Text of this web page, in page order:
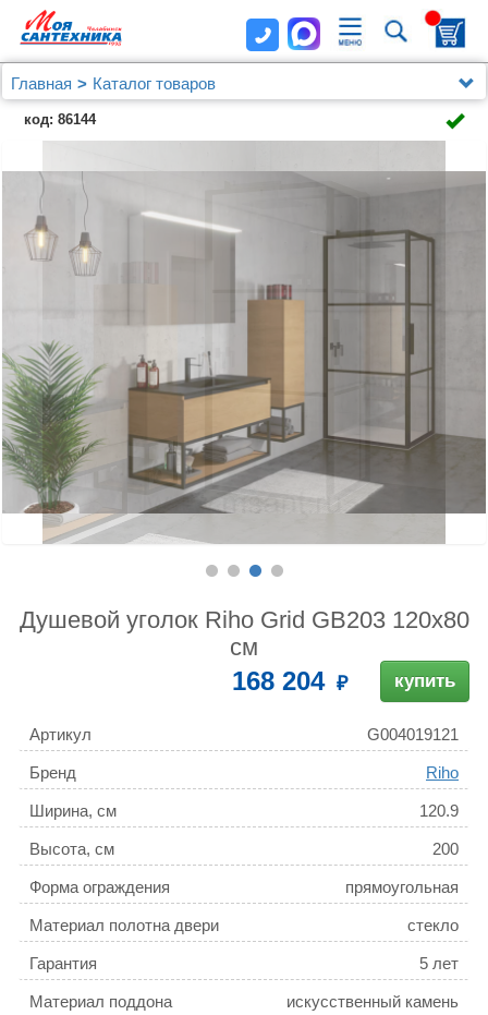
Главная
Каталог товаров
Душевые уголки, ограждения, поддоны
Душевые уголки, ограждения и поддоны Riho
код: 86144
Душевой уголок Riho Grid GB203 120х80
см
168 204 купить
Артикул G004019121
Бренд Riho
Ширина, см 120.9
Высота, см 200
Форма ограждения прямоугольная
Материал полотна двери стекло
Гарантия 5 лет
Материал поддона искусственный камень